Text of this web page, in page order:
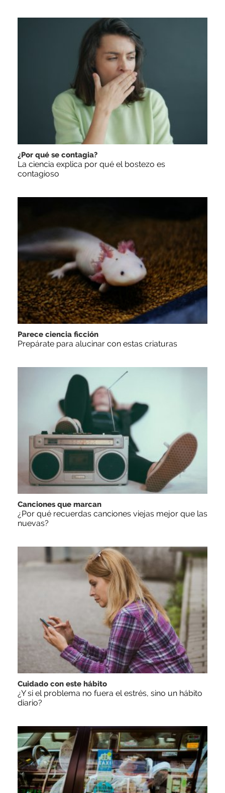
¿Por qué se contagia?
La ciencia explica por qué el bostezo es
contagioso
Parece ciencia ficción
Prepárate para alucinar con estas criaturas
Canciones que marcan
¿Por qué recuerdas canciones viejas mejor que las
nuevas?
Cuidado con este hábito
¿Y si el problema no fuera el estrés, sino un hábito
diario?